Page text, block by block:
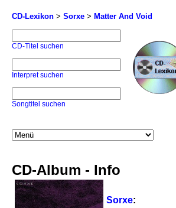
CD-Lexikon > Sorxe > Matter And Void
CD-Titel suchen
Interpret suchen
Songtitel suchen
CD-Album - Info
Sorxe: